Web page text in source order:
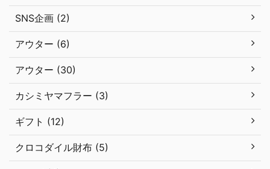
SNS企画 (2)
アウター (6)
アウター (30)
カシミヤマフラー (3)
ギフト (12)
クロコダイル財布 (5)